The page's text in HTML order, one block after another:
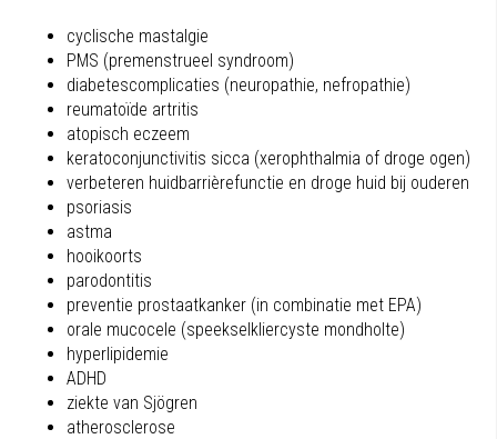
cyclische mastalgie
PMS (premenstrueel syndroom)
diabetescomplicaties (neuropathie, nefropathie)
reumatoïde artritis
atopisch eczeem
keratoconjunctivitis sicca (xerophthalmia of droge ogen)
verbeteren huidbarrièrefunctie en droge huid bij ouderen
psoriasis
astma
hooikoorts
parodontitis
preventie prostaatkanker (in combinatie met EPA)
orale mucocele (speekselkliercyste mondholte)
hyperlipidemie
ADHD
ziekte van Sjögren
atherosclerose